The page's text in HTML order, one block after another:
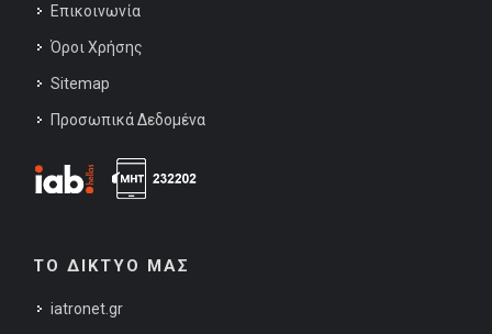
Επικοινωνία
Όροι Χρήσης
Sitemap
Προσωπικά Δεδομένα
ΤΟ ΔΙΚΤΥΟ ΜΑΣ
iatronet.gr